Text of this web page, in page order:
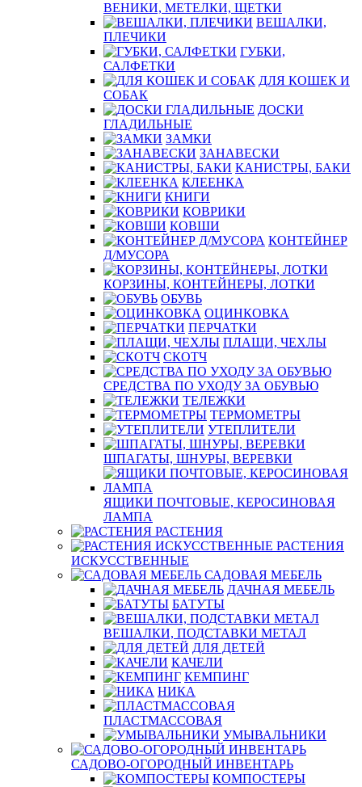
ВЕНИКИ, МЕТЕЛКИ, ЩЕТКИ
ВЕШАЛКИ,
ПЛЕЧИКИ
ГУБКИ,
САЛФЕТКИ
ДЛЯ КОШЕК И
СОБАК
ДОСКИ
ГЛАДИЛЬНЫЕ
ЗАМКИ
ЗАНАВЕСКИ
КАНИСТРЫ, БАКИ
КЛЕЕНКА
КНИГИ
КОВРИКИ
КОВШИ
КОНТЕЙНЕР
Д/МУСОРА
КОРЗИНЫ, КОНТЕЙНЕРЫ, ЛОТКИ
ОБУВЬ
ОЦИНКОВКА
ПЕРЧАТКИ
ПЛАЩИ, ЧЕХЛЫ
СКОТЧ
СРЕДСТВА ПО УХОДУ ЗА ОБУВЬЮ
ТЕЛЕЖКИ
ТЕРМОМЕТРЫ
УТЕПЛИТЕЛИ
ШПАГАТЫ, ШНУРЫ, ВЕРЕВКИ
ЯЩИКИ ПОЧТОВЫЕ, КЕРОСИНОВАЯ
ЛАМПА
РАСТЕНИЯ
РАСТЕНИЯ
ИСКУССТВЕННЫЕ
САДОВАЯ МЕБЕЛЬ
ДАЧНАЯ МЕБЕЛЬ
БАТУТЫ
ВЕШАЛКИ, ПОДСТАВКИ МЕТАЛ
ДЛЯ ДЕТЕЙ
КАЧЕЛИ
КЕМПИНГ
НИКА
ПЛАСТМАССОВАЯ
УМЫВАЛЬНИКИ
САДОВО-ОГОРОДНЫЙ ИНВЕНТАРЬ
КОМПОСТЕРЫ